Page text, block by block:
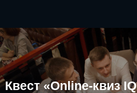
Квест «Online-квиз